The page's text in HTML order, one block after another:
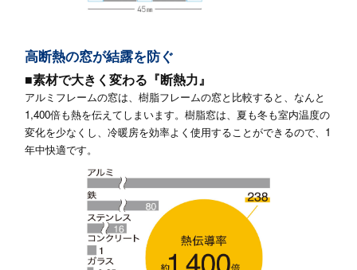
高断熱の窓が結露を防ぐ
■素材で大きく変わる『断熱力』
アルミフレームの窓は、樹脂フレームの窓と比較すると、なんと
1,400倍も熱を伝えてしまいます。樹脂窓は、夏も冬も室内温度の
変化を少なくし、冷暖房を効率よく使用することができるので、1
年中快適です。